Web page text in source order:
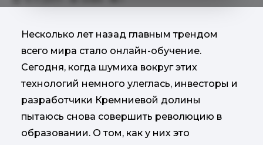
Несколько лет назад главным трендом
всего мира стало онлайн-обучение.
Сегодня, когда шумиха вокруг этих
технологий немного улеглась, инвесторы и
разработчики Кремниевой долины
пытаюсь снова совершить революцию в
образовании. О том, как у них это